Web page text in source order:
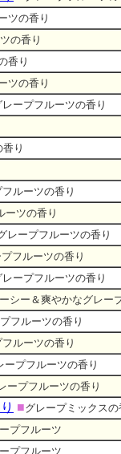
ツの香り
の香り
香り
ツの香り
レープフルーツの香り
り
ルーツの香り
ーツの香り
レープフルーツの香り
フルーツの香り
ープフルーツの香り
シー＆爽やかなグレー
フルーツの香り
ルーツの香り
ープフルーツの香り
ープフルーツの香り
■グレープミックスの
プフルーツ
プフルーツ